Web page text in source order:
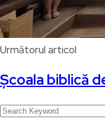
Următorul articol
Școala biblică